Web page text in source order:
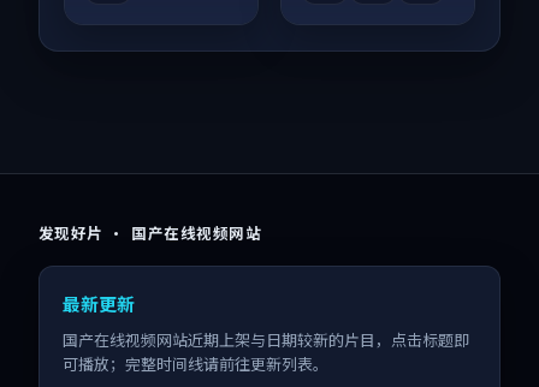
发现好片 · 国产在线视频网站
最新更新
国产在线视频网站近期上架与日期较新的片目，点击标题即
可播放；完整时间线请前往更新列表。